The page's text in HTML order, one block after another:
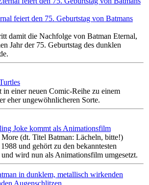
feiert den 75. Geburtstag von Batmans
damit die Nachfolge von Batman Eternal,
Jahr der 75. Geburtstag des dunklen
einer neuen Comic-Reihe zu einem
eher ungewöhnlicheren Sorte.
Joke kommt als Animationsfilm
(dt. Titel Batman: Lächeln, bitte!)
und gehört zu den bekanntesten
wird nun als Animationsfilm umgesetzt.